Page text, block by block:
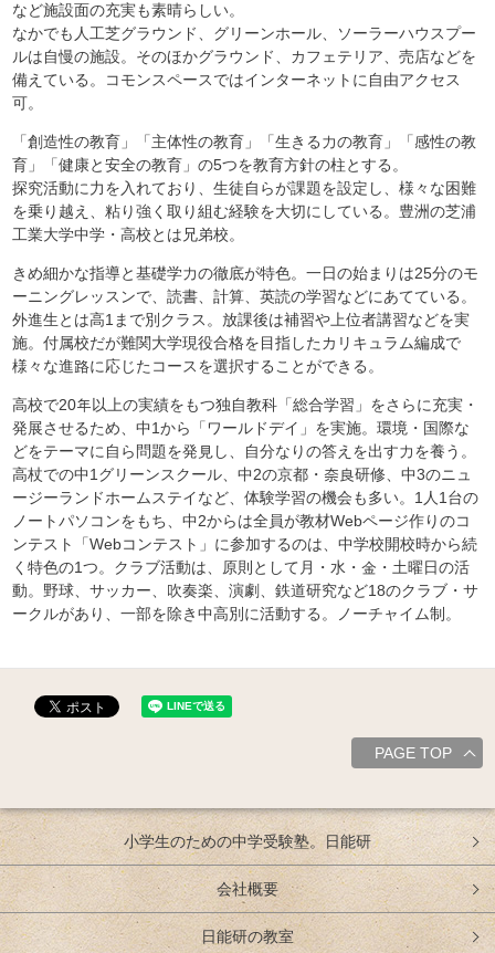
など施設面の充実も素晴らしい。
なかでも人工芝グラウンド、グリーンホール、ソーラーハウスプー
ルは自慢の施設。そのほかグラウンド、カフェテリア、売店などを
備えている。コモンスペースではインターネットに自由アクセス
可。
「創造性の教育」「主体性の教育」「生きる力の教育」「感性の教
育」「健康と安全の教育」の5つを教育方針の柱とする。
探究活動に力を入れており、生徒自らが課題を設定し、様々な困難
を乗り越え、粘り強く取り組む経験を大切にしている。豊洲の芝浦
工業大学中学・高校とは兄弟校。
きめ細かな指導と基礎学力の徹底が特色。一日の始まりは25分のモ
ーニングレッスンで、読書、計算、英読の学習などにあてている。
外進生とは高1まで別クラス。放課後は補習や上位者講習などを実
施。付属校だが難関大学現役合格を目指したカリキュラム編成で
様々な進路に応じたコースを選択することができる。
高校で20年以上の実績をもつ独自教科「総合学習」をさらに充実・
発展させるため、中1から「ワールドデイ」を実施。環境・国際な
どをテーマに自ら問題を発見し、自分なりの答えを出す力を養う。
高杖での中1グリーンスクール、中2の京都・奈良研修、中3のニュ
ージーランドホームステイなど、体験学習の機会も多い。1人1台の
ノートパソコンをもち、中2からは全員が教材Webページ作りのコ
ンテスト「Webコンテスト」に参加するのは、中学校開校時から続
く特色の1つ。クラブ活動は、原則として月・水・金・土曜日の活
動。野球、サッカー、吹奏楽、演劇、鉄道研究など18のクラブ・サ
ークルがあり、一部を除き中高別に活動する。ノーチャイム制。
PAGE TOP
小学生のための中学受験塾。日能研
会社概要
日能研の教室